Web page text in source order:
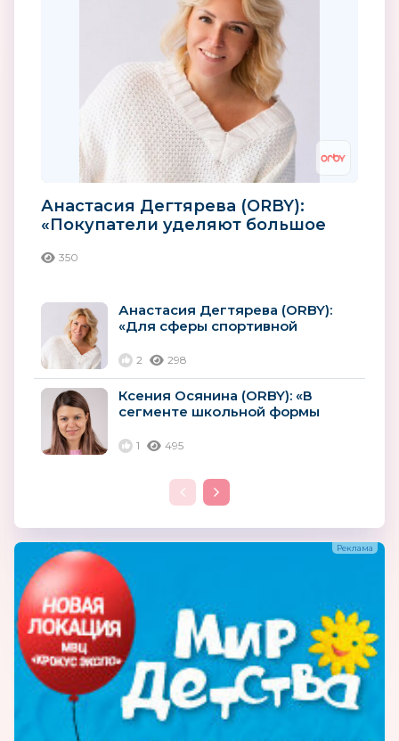
Анастасия Дегтярева (ORBY):
«Покупатели уделяют большое
одежды...
350
Анастасия Дегтярева (ORBY):
«Для сферы спортивной
характеристики...
2 298
Ксения Осянина (ORBY): «В
сегменте школьной формы
1 495